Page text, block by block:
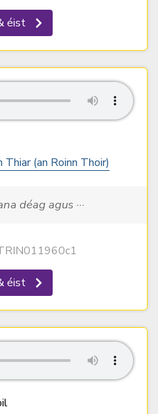
éist
Thiar (an Roinn Thoir)
déag agus ···
éist